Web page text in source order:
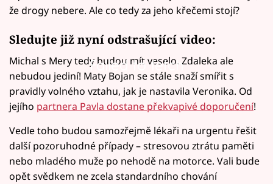
že drogy nebere. Ale co tedy za jeho křečemi stojí?
Sledujte již nyní odstrašující video:
Failed to fetch
Michal s Mery tedy budou mít veselo. Zdaleka ale
nebudou jediní! Maty Bojan se stále snaží smířit s
pravidly volného vztahu, jak je nastavila Veronika. Od
jejího partnera Pavla dostane překvapivé doporučení!
Vedle toho budou samozřejmě lékaři na urgentu řešit
další pozoruhodné případy – stresovou ztrátu paměti
nebo mladého muže po nehodě na motorce. Vali bude
opět svědkem ne zcela standardního chování